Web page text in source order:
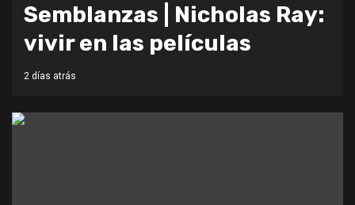
Semblanzas | Nicholas Ray:
vivir en las películas
2 días atrás